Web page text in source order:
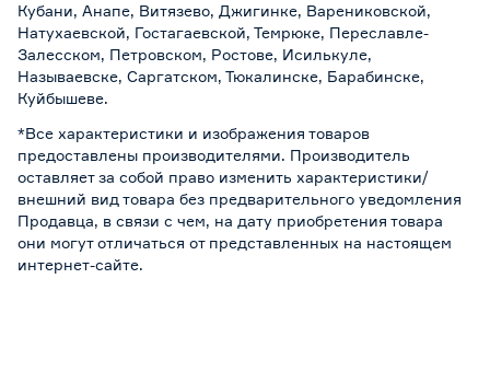
Кубани, Анапе, Витязево, Джигинке, Варениковской,
Натухаевской, Гостагаевской, Темрюке, Переславле-
Залесском, Петровском, Ростове, Исилькуле,
Называевске, Саргатском, Тюкалинске, Барабинске,
Куйбышеве.
*Все характеристики и изображения товаров
предоставлены производителями. Производитель
оставляет за собой право изменить характеристики/
внешний вид товара без предварительного уведомления
Продавца, в связи с чем, на дату приобретения товара
они могут отличаться от представленных на настоящем
интернет-сайте.